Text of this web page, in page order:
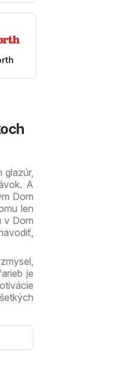
glazúr,
A
Dom
len
v Dom
je